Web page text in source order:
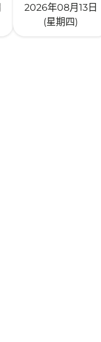
2026年08月13日
(星期四)